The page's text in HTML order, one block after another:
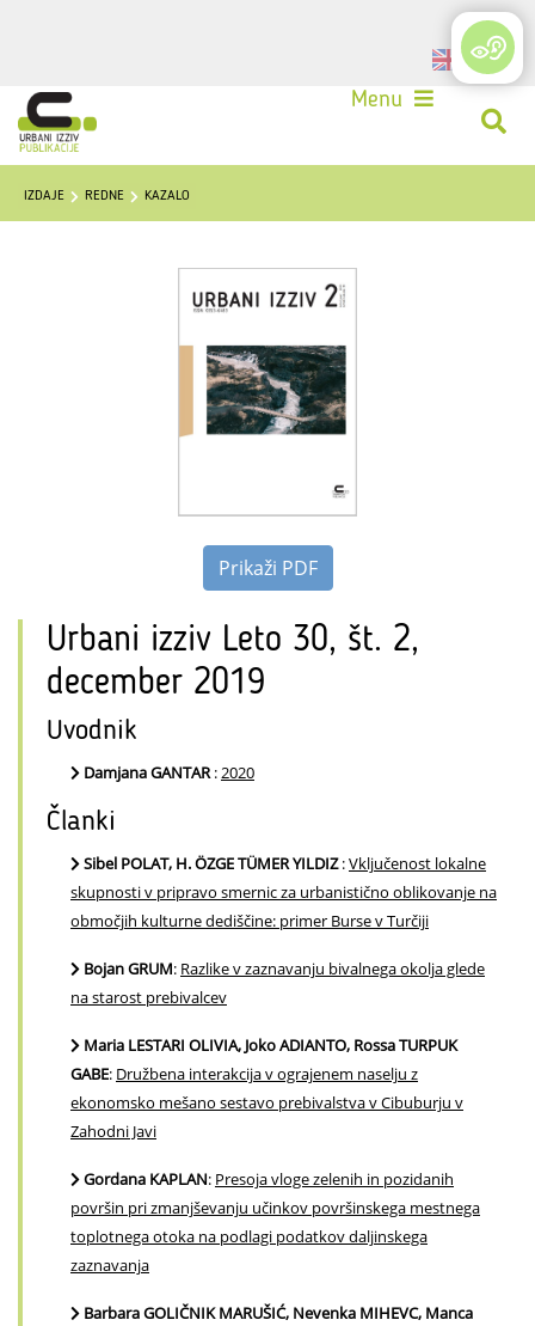
Login
Menu
IZDAJE REDNE KAZALO
Prikaži PDF
Urbani izziv Leto 30, št. 2,
december 2019
Uvodnik
Damjana GANTAR:2020
Članki
Sibel POLAT, H. ÖZGE TÜMER YILDIZ:Vključenost lokalne
skupnosti v pripravo smernic za urbanistično oblikovanje na
območjih kulturne dediščine: primer Burse v Turčiji
Bojan GRUM: Razlike v zaznavanju bivalnega okolja glede
na starost prebivalcev
Maria LESTARI OLIVIA, Joko ADIANTO, Rossa TURPUK
GABE: Družbena interakcija v ograjenem naselju z
ekonomsko mešano sestavo prebivalstva v Cibuburju v
Zahodni Javi
Gordana KAPLAN: Presoja vloge zelenih in pozidanih
površin pri zmanjševanju učinkov površinskega mestnega
toplotnega otoka na podlagi podatkov daljinskega
zaznavanja
Barbara GOLIČNIK MARUŠIĆ, Nevenka MIHEVC, Manca